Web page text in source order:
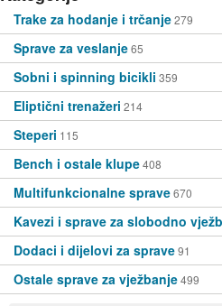
Trake za hodanje i trčanje279
Sprave za veslanje65
Sobni i spinning bicikli 359
Eliptični trenažeri 214
Steperi 115
Bench i ostale klupe408
Multifunkcionalne sprave670
Kavezi i sprave za slobodno
Dodaci i dijelovi za sprave91
Ostale sprave za vježbanje499